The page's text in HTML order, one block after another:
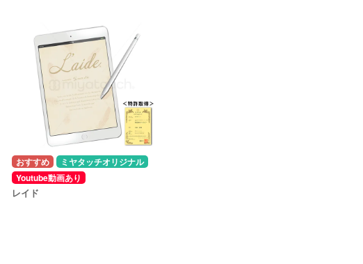
ミヤタッチオリジナル
Youtube動画あり
レイド